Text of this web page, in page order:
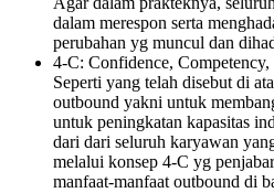
dalam merespon serta
perubahan yg muncul dan
4-C: Confidence,
Seperti yang telah disebut di
outbound yakni untuk
untuk peningkatan kapasitas
dari dari seluruh karyawan
melalui konsep 4-C yg
manfaat-manfaat outbound di